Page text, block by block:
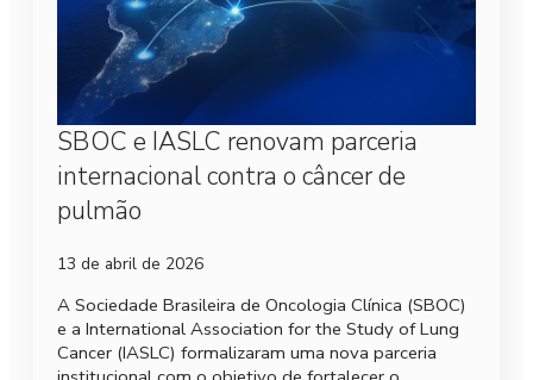
SBOC e IASLC renovam parceria
internacional contra o câncer de
pulmão
13 de abril de 2026
A Sociedade Brasileira de Oncologia Clínica (SBOC)
e a International Association for the Study of Lung
Cancer (IASLC) formalizaram uma nova parceria